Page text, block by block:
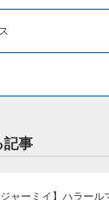
記事
ジャーミイ】ハラー